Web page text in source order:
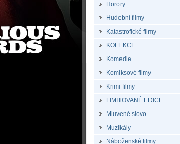
Horory
Hudební filmy
Katastrofické filmy
KOLEKCE
Komedie
Komiksové filmy
Krimi filmy
LIMITOVANÉ EDICE
Mluvené slovo
Muzikály
Náboženské filmy